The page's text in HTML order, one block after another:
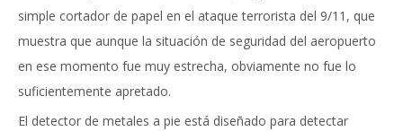
simple cortador de papel en el ataque terrorista del 9/11, que
muestra que aunque la situación de seguridad del aeropuerto
en ese momento fue muy estrecha, obviamente no fue lo
suficientemente apretado.
El detector de metales a pie está diseñado para detectar